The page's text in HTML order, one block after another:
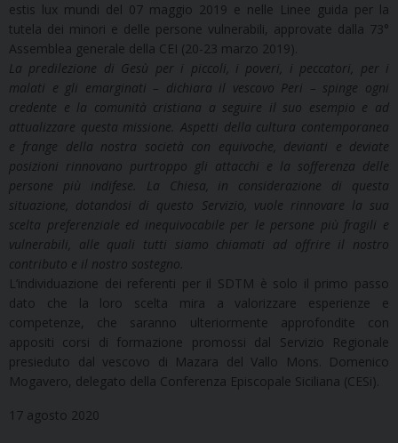
estis lux mundi del 07 maggio 2019 e nelle Linee guida per la
tutela dei minori e delle persone vulnerabili, approvate dalla 73°
Assemblea generale della CEI (20-23 marzo 2019).
La predilezione di Gesù per i piccoli, i poveri, i peccatori, per i
malati e gli emarginati – dichiara il vescovo Peri – spinge ogni
credente e la comunità cristiana a seguire il suo esempio e ad
attualizzare questa missione. Aspetti della cultura contemporanea
e frange della nostra società con equivoche, devianti e deviate
posizioni rinnovano purtroppo gli attacchi e la sofferenza delle
persone più indifese. La Chiesa, in considerazione di questa
situazione, dotandosi di questo Servizio, vuole rinnovare la sua
scelta preferenziale ed inequivocabile per le persone più fragili e
vulnerabili, alle quali tutti siamo chiamati ad offrire il nostro
contributo e il nostro sostegno.
L’individuazione dei referenti per il SDTM è solo il primo passo
dato che la loro scelta mira a valorizzare esperienze e
competenze, che saranno ulteriormente approfondite con
appositi corsi di formazione promossi dal Servizio Regionale
presieduto dal vescovo di Mazara del Vallo Mons. Domenico
Mogavero, delegato della Conferenza Episcopale Siciliana (CESi).
17 agosto 2020